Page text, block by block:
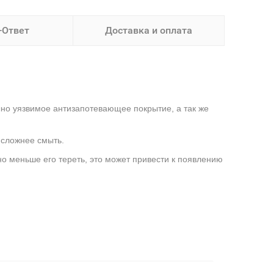
Доставка и оплата
уязвимое антизапотевающее покрытие, а так же
смыть.
меньше его тереть, это может привести к появлению